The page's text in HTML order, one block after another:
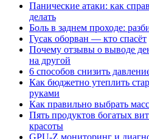
Панические атаки: как
делать
Боль в заднем проходе:
Гусак оборван — кто спасёт
Почему отзывы о выводе
на другой
6 способов снизить
Как бюджетно утеплить
руками
Как правильно выбрать
Пять продуктов богатых
красоты